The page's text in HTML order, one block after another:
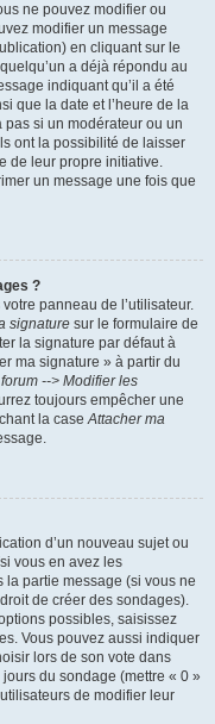
ne pouvez modifier ou
modifier un message
en cliquant sur le
a déjà répondu au
indiquant qu’il a été
que la date et l’heure de la
si un modérateur ou un
ont la possibilité de laisser
de leur propre initiative.
un message une fois que
?
panneau de l’utilisateur.
signature sur le formulaire de
la signature par défaut à
ma signature » à partir du
--> Modifier les
toujours empêcher une
la caseAttacher ma
d’un nouveau sujet ou
vous en avez les
la partie message (si vous ne
de créer des sondages).
possibles, saisissez
Vous pouvez aussi indiquer
lors de son vote dans
du sondage (mettre « 0 »
de modifier leur